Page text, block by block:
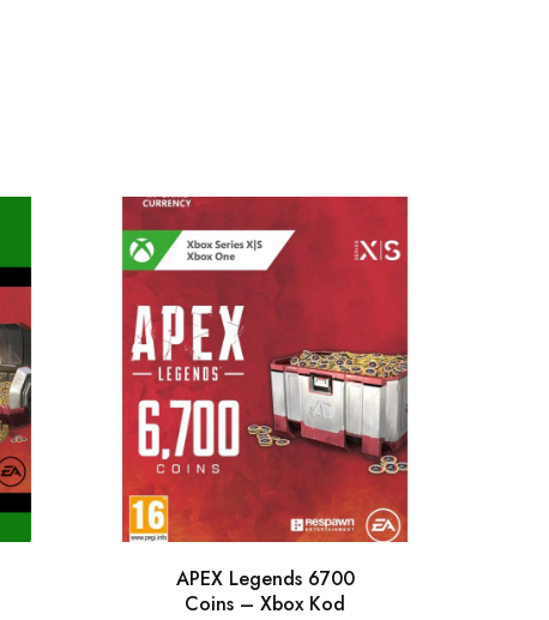
APEX Legends 6700
Coins – Xbox Kod